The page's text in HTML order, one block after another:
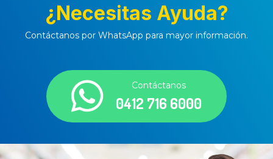
¿Necesitas Ayuda?
Contáctanos por WhatsApp para mayor información.
Contáctanos
0412 716 6000